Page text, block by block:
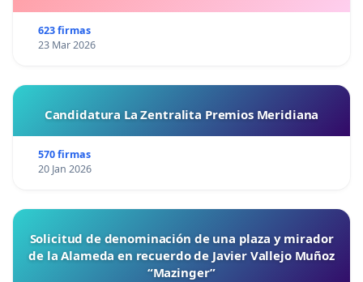
623 firmas
23 Mar 2026
Candidatura La Zentralita Premios Meridiana
570 firmas
20 Jan 2026
Solicitud de denominación de una plaza y mirador
de la Alameda en recuerdo de Javier Vallejo Muñoz
“Mazinger”